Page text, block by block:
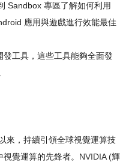
Sandbox 專區了解如何利用
應用與遊戲進行效能最佳
工具，這些工具能夠全面發
來，持續引領全球視覺運算技
覺運算的先鋒者。 NVIDIA(輝